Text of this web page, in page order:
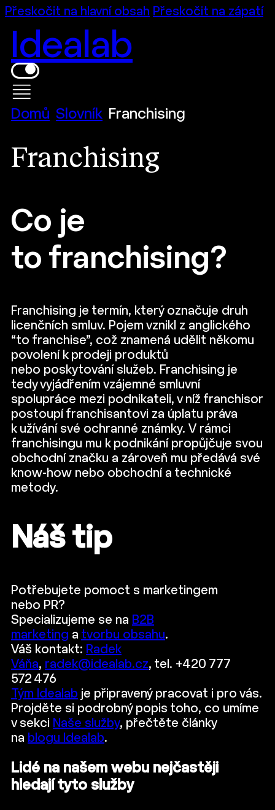
Přeskočit na hlavní obsah Přeskočit na zápatí
Idealab
Domů Slovník Franchising
Franchising
Co je
to franchising?
Franchising je termín, který označuje druh
licenčních smluv. Pojem vznikl z anglického
“to franchise”, což znamená udělit někomu
povolení k prodeji produktů
nebo poskytování služeb. Franchising je
tedy vyjádřením vzájemné smluvní
spolupráce mezi podnikateli, v níž franchisor
postoupí franchisantovi za úplatu práva
k užívání své ochranné známky. V rámci
franchisingu mu k podnikání propůjčuje svou
obchodní značku a zároveň mu předává své
know-how nebo obchodní a technické
metody.
Náš tip
Potřebujete pomoct s marketingem
nebo PR?
Specializujeme se na B2B
marketing a tvorbu obsahu.
Váš kontakt: Radek
Váňa, radek@idealab.cz, tel. +420 777
572 476
Tým Idealab je připravený pracovat i pro vás.
Projděte si podrobný popis toho, co umíme
v sekci Naše služby, přečtěte články
na blogu Idealab.
Lidé na našem webu nejčastěji
hledají tyto služby